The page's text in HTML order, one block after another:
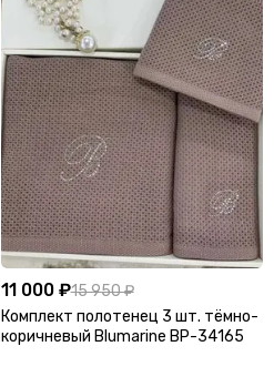
11 000 ₽15 950 ₽
Комплект полотенец 3 шт. тёмно-
коричневый Blumarine BP-34165